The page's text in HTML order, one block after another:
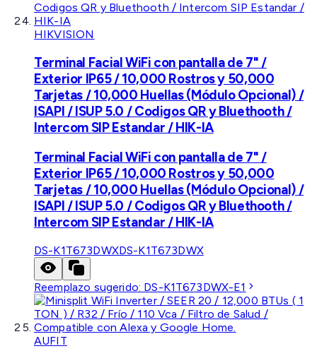
HIKVISION
Terminal Facial WiFi con pantalla de 7" /
Exterior IP65 / 10,000 Rostros y 50,000
Tarjetas / 10,000 Huellas (Módulo Opcional) /
ISAPI / ISUP 5.0 / Codigos QR y Bluethooth /
Intercom SIP Estandar / HIK-IA
Terminal Facial WiFi con pantalla de 7" /
Exterior IP65 / 10,000 Rostros y 50,000
Tarjetas / 10,000 Huellas (Módulo Opcional) /
ISAPI / ISUP 5.0 / Codigos QR y Bluethooth /
Intercom SIP Estandar / HIK-IA
DS-K1T673DWXDS-K1T673DWX
Reemplazo sugerido: DS-K1T673DWX-E1
AUFIT